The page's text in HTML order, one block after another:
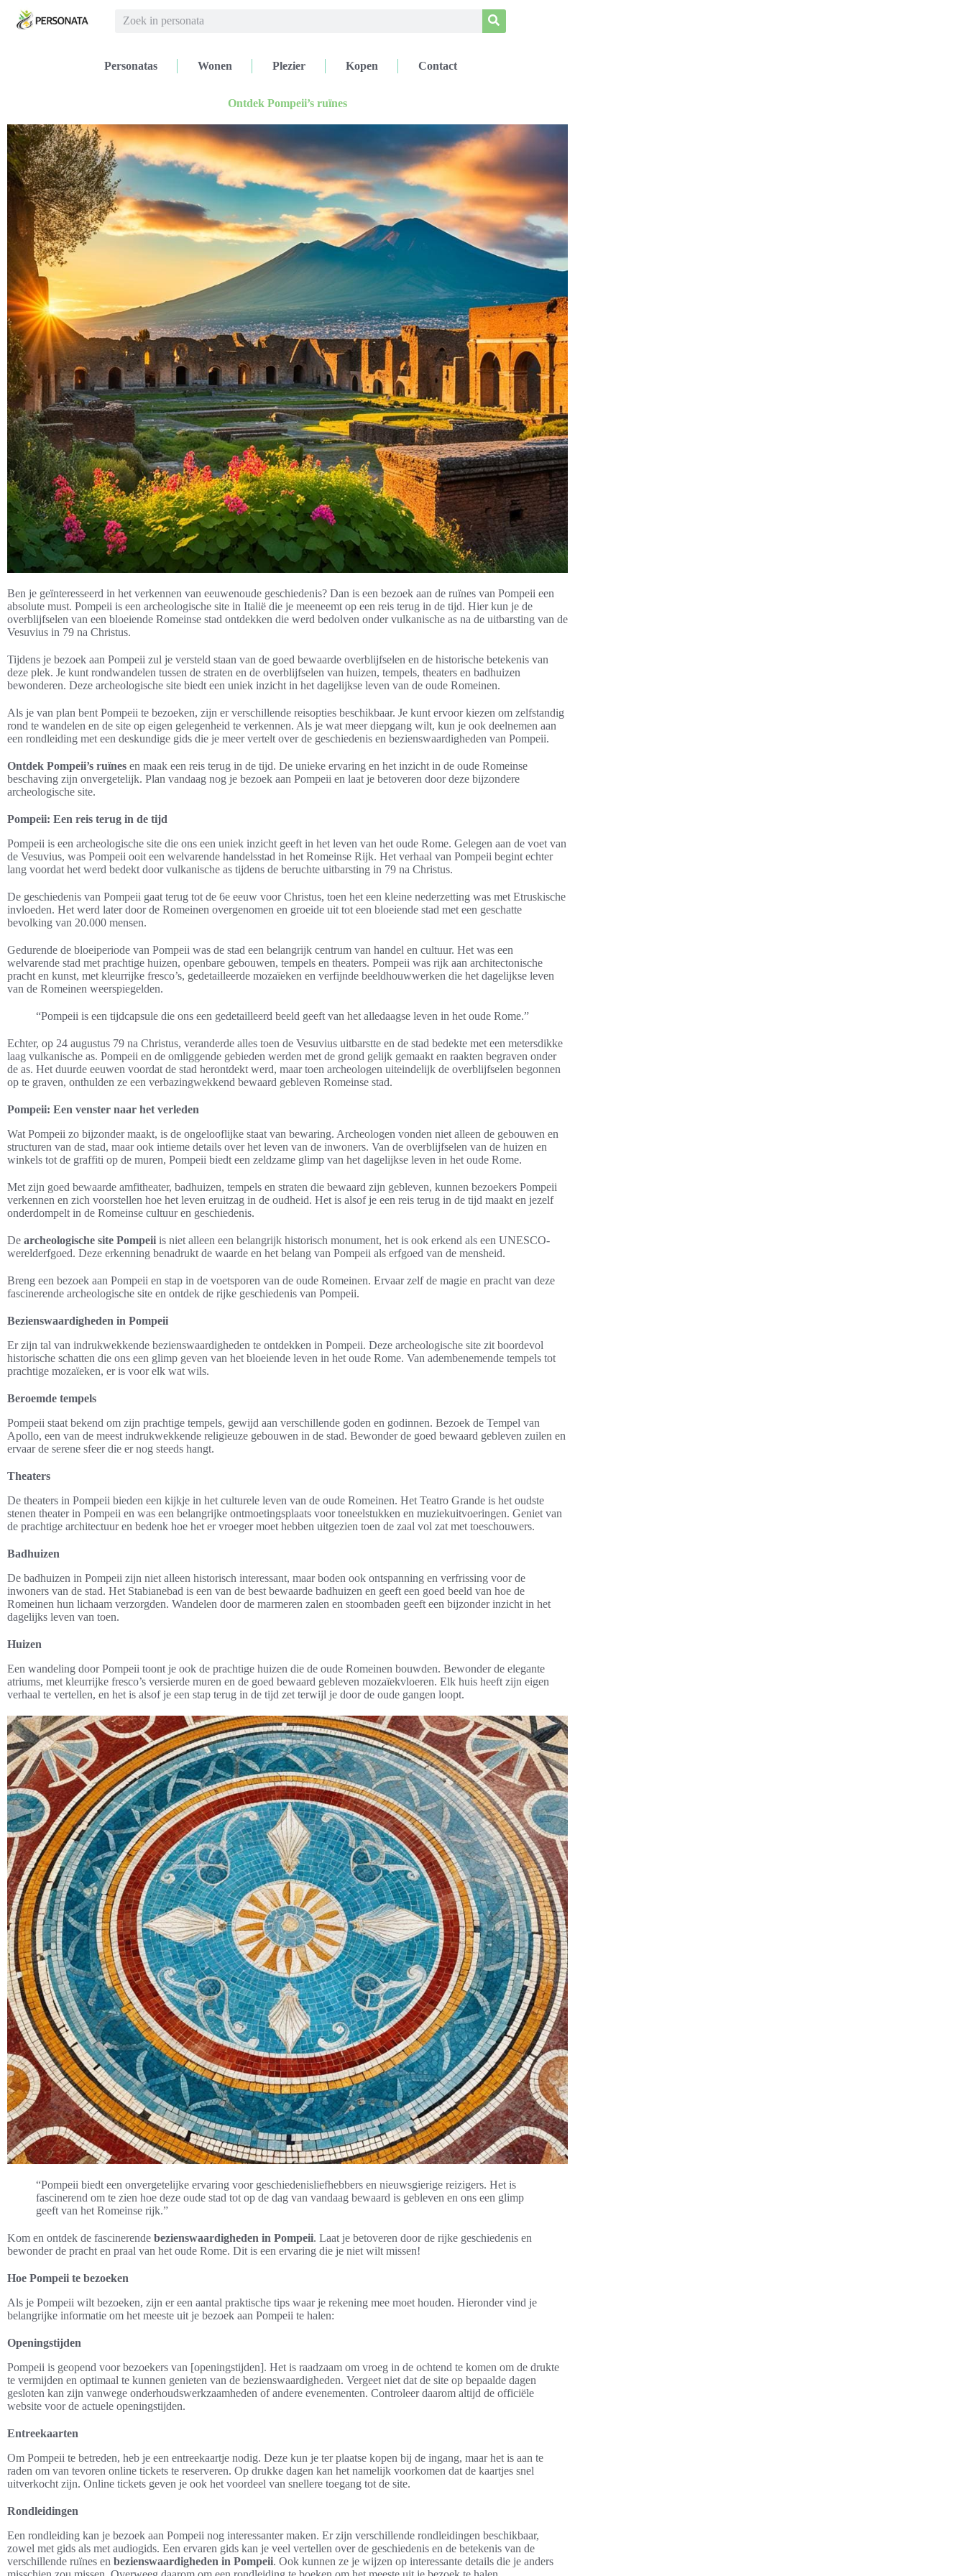
Personatas Wonen Plezier Kopen Contact
Ontdek Pompeii’s ruïnes
Ben je geïnteresseerd in het verkennen van eeuwenoude geschiedenis? Dan is een bezoek aan de ruïnes van Pompeii een
absolute must. Pompeii is een archeologische site in Italië die je meeneemt op een reis terug in de tijd. Hier kun je de
overblijfselen van een bloeiende Romeinse stad ontdekken die werd bedolven onder vulkanische as na de uitbarsting van de
Vesuvius in 79 na Christus.
Tijdens je bezoek aan Pompeii zul je versteld staan van de goed bewaarde overblijfselen en de historische betekenis van
deze plek. Je kunt rondwandelen tussen de straten en de overblijfselen van huizen, tempels, theaters en badhuizen
bewonderen. Deze archeologische site biedt een uniek inzicht in het dagelijkse leven van de oude Romeinen.
Als je van plan bent Pompeii te bezoeken, zijn er verschillende reisopties beschikbaar. Je kunt ervoor kiezen om zelfstandig
rond te wandelen en de site op eigen gelegenheid te verkennen. Als je wat meer diepgang wilt, kun je ook deelnemen aan
een rondleiding met een deskundige gids die je meer vertelt over de geschiedenis en bezienswaardigheden van Pompeii.
Ontdek Pompeii’s ruïnes en maak een reis terug in de tijd. De unieke ervaring en het inzicht in de oude Romeinse
beschaving zijn onvergetelijk. Plan vandaag nog je bezoek aan Pompeii en laat je betoveren door deze bijzondere
archeologische site.
Pompeii: Een reis terug in de tijd
Pompeii is een archeologische site die ons een uniek inzicht geeft in het leven van het oude Rome. Gelegen aan de voet van
de Vesuvius, was Pompeii ooit een welvarende handelsstad in het Romeinse Rijk. Het verhaal van Pompeii begint echter
lang voordat het werd bedekt door vulkanische as tijdens de beruchte uitbarsting in 79 na Christus.
De geschiedenis van Pompeii gaat terug tot de 6e eeuw voor Christus, toen het een kleine nederzetting was met Etruskische
invloeden. Het werd later door de Romeinen overgenomen en groeide uit tot een bloeiende stad met een geschatte
bevolking van 20.000 mensen.
Gedurende de bloeiperiode van Pompeii was de stad een belangrijk centrum van handel en cultuur. Het was een
welvarende stad met prachtige huizen, openbare gebouwen, tempels en theaters. Pompeii was rijk aan architectonische
pracht en kunst, met kleurrijke fresco’s, gedetailleerde mozaïeken en verfijnde beeldhouwwerken die het dagelijkse leven
van de Romeinen weerspiegelden.
“Pompeii is een tijdcapsule die ons een gedetailleerd beeld geeft van het alledaagse leven in het oude Rome.”
Echter, op 24 augustus 79 na Christus, veranderde alles toen de Vesuvius uitbarstte en de stad bedekte met een metersdikke
laag vulkanische as. Pompeii en de omliggende gebieden werden met de grond gelijk gemaakt en raakten begraven onder
de as. Het duurde eeuwen voordat de stad herontdekt werd, maar toen archeologen uiteindelijk de overblijfselen begonnen
op te graven, onthulden ze een verbazingwekkend bewaard gebleven Romeinse stad.
Pompeii: Een venster naar het verleden
Wat Pompeii zo bijzonder maakt, is de ongelooflijke staat van bewaring. Archeologen vonden niet alleen de gebouwen en
structuren van de stad, maar ook intieme details over het leven van de inwoners. Van de overblijfselen van de huizen en
winkels tot de graffiti op de muren, Pompeii biedt een zeldzame glimp van het dagelijkse leven in het oude Rome.
Met zijn goed bewaarde amfitheater, badhuizen, tempels en straten die bewaard zijn gebleven, kunnen bezoekers Pompeii
verkennen en zich voorstellen hoe het leven eruitzag in de oudheid. Het is alsof je een reis terug in de tijd maakt en jezelf
onderdompelt in de Romeinse cultuur en geschiedenis.
De archeologische site Pompeii is niet alleen een belangrijk historisch monument, het is ook erkend als een UNESCO-
werelderfgoed. Deze erkenning benadrukt de waarde en het belang van Pompeii als erfgoed van de mensheid.
Breng een bezoek aan Pompeii en stap in de voetsporen van de oude Romeinen. Ervaar zelf de magie en pracht van deze
fascinerende archeologische site en ontdek de rijke geschiedenis van Pompeii.
Bezienswaardigheden in Pompeii
Er zijn tal van indrukwekkende bezienswaardigheden te ontdekken in Pompeii. Deze archeologische site zit boordevol
historische schatten die ons een glimp geven van het bloeiende leven in het oude Rome. Van adembenemende tempels tot
prachtige mozaïeken, er is voor elk wat wils.
Beroemde tempels
Pompeii staat bekend om zijn prachtige tempels, gewijd aan verschillende goden en godinnen. Bezoek de Tempel van
Apollo, een van de meest indrukwekkende religieuze gebouwen in de stad. Bewonder de goed bewaard gebleven zuilen en
ervaar de serene sfeer die er nog steeds hangt.
Theaters
De theaters in Pompeii bieden een kijkje in het culturele leven van de oude Romeinen. Het Teatro Grande is het oudste
stenen theater in Pompeii en was een belangrijke ontmoetingsplaats voor toneelstukken en muziekuitvoeringen. Geniet van
de prachtige architectuur en bedenk hoe het er vroeger moet hebben uitgezien toen de zaal vol zat met toeschouwers.
Badhuizen
De badhuizen in Pompeii zijn niet alleen historisch interessant, maar boden ook ontspanning en verfrissing voor de
inwoners van de stad. Het Stabianebad is een van de best bewaarde badhuizen en geeft een goed beeld van hoe de
Romeinen hun lichaam verzorgden. Wandelen door de marmeren zalen en stoombaden geeft een bijzonder inzicht in het
dagelijks leven van toen.
Huizen
Een wandeling door Pompeii toont je ook de prachtige huizen die de oude Romeinen bouwden. Bewonder de elegante
atriums, met kleurrijke fresco’s versierde muren en de goed bewaard gebleven mozaïekvloeren. Elk huis heeft zijn eigen
verhaal te vertellen, en het is alsof je een stap terug in de tijd zet terwijl je door de oude gangen loopt.
“Pompeii biedt een onvergetelijke ervaring voor geschiedenisliefhebbers en nieuwsgierige reizigers. Het is
fascinerend om te zien hoe deze oude stad tot op de dag van vandaag bewaard is gebleven en ons een glimp
geeft van het Romeinse rijk.”
Kom en ontdek de fascinerende bezienswaardigheden in Pompeii. Laat je betoveren door de rijke geschiedenis en
bewonder de pracht en praal van het oude Rome. Dit is een ervaring die je niet wilt missen!
Hoe Pompeii te bezoeken
Als je Pompeii wilt bezoeken, zijn er een aantal praktische tips waar je rekening mee moet houden. Hieronder vind je
belangrijke informatie om het meeste uit je bezoek aan Pompeii te halen:
Openingstijden
Pompeii is geopend voor bezoekers van [openingstijden]. Het is raadzaam om vroeg in de ochtend te komen om de drukte
te vermijden en optimaal te kunnen genieten van de bezienswaardigheden. Vergeet niet dat de site op bepaalde dagen
gesloten kan zijn vanwege onderhoudswerkzaamheden of andere evenementen. Controleer daarom altijd de officiële
website voor de actuele openingstijden.
Entreekaarten
Om Pompeii te betreden, heb je een entreekaartje nodig. Deze kun je ter plaatse kopen bij de ingang, maar het is aan te
raden om van tevoren online tickets te reserveren. Op drukke dagen kan het namelijk voorkomen dat de kaartjes snel
uitverkocht zijn. Online tickets geven je ook het voordeel van snellere toegang tot de site.
Rondleidingen
Een rondleiding kan je bezoek aan Pompeii nog interessanter maken. Er zijn verschillende rondleidingen beschikbaar,
zowel met gids als met audiogids. Een ervaren gids kan je veel vertellen over de geschiedenis en de betekenis van de
verschillende ruïnes en bezienswaardigheden in Pompeii. Ook kunnen ze je wijzen op interessante details die je anders